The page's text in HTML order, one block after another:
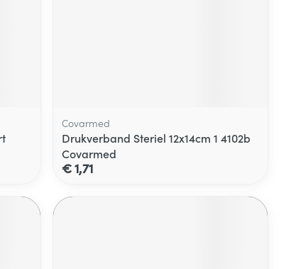
Covarmed
Drukverband Steriel 12x14cm 1 4102b
Covarmed
€ 1,71